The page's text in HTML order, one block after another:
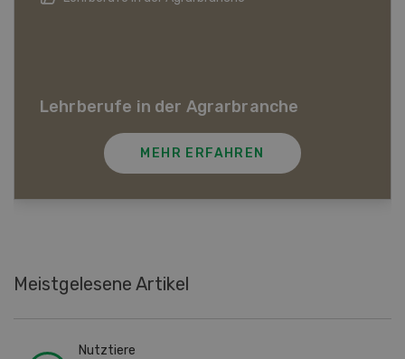
der Agrarbranche
MEHR ERFAHREN
Persönlichkeiten
Meistgelesene Artikel
Nutztiere